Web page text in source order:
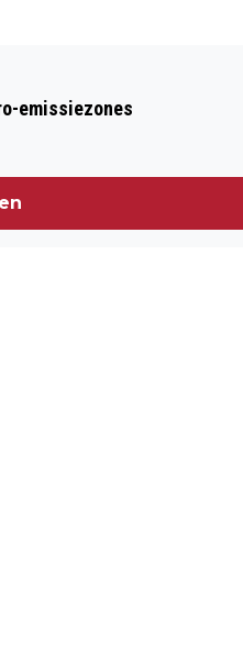
HOOGTEPUNT'
emissiezones